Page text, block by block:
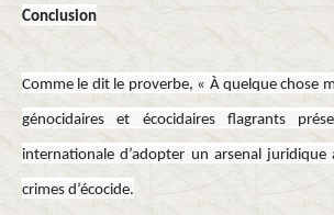
Conclusion
Comme le dit le proverbe, « À quelque chose
génocidaires et écocidaires flagrants
internationale d’adopter un arsenal
crimes d’écocide.